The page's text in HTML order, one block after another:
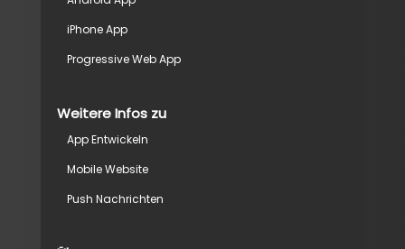
iPhone App
Progressive Web App
Weitere Infos zu
App Entwickeln
Mobile Website
Push Nachrichten